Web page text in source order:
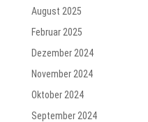
August 2025
Februar 2025
Dezember 2024
November 2024
Oktober 2024
September 2024